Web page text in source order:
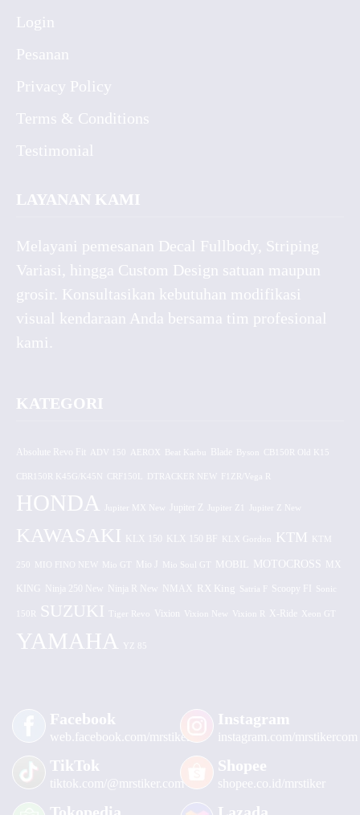
Login
Pesanan
Privacy Policy
Terms & Conditions
Testimonial
LAYANAN KAMI
Melayani pemesanan Decal Fullbody, Striping
Variasi, hingga Custom Design satuan maupun
grosir. Konsultasikan kebutuhan modifikasi
visual kendaraan Anda bersama tim profesional
kami.
KATEGORI
Absolute Revo Fit ADV 150 AEROX CB150R Old K15
CBR150R K45G/K45N CRF150L DTRACKER NEW F1ZR/Vega R
HONDA Jupiter MX New Jupiter Z
KAWASAKI KLX 150 KLX 150 BF KLX Gordon KTM KTM
250 MIO FINO NEW Mio GT Mio J Mio Soul GT MOBIL MOTOCROSS MX
KING Ninja 250 New Ninja R New NMAX RX King Satria F Scoopy FI Sonic
150R SUZUKI Tiger Revo Vixion Vixion New Vixion R X-Ride Xeon GT
YAMAHA YZ 85
Facebook
web.facebook.com/mrstiker
Instagram
instagram.com/mrstikercom
TikTok
tiktok.com/@mrstiker.com
Shopee
shopee.co.id/mrstiker